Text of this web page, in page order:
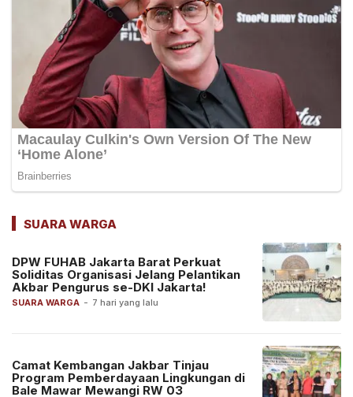
SUARA WARGA
SUARA WARGA - 7 hari yang lalu
DPW FUHAB Jakarta Barat Perkuat
Soliditas Organisasi Jelang Pelantikan
Akbar Pengurus se-DKI Jakarta!
Camat Kembangan Jakbar Tinjau
Program Pemberdayaan Lingkungan di
Bale Mawar Mewangi RW 03